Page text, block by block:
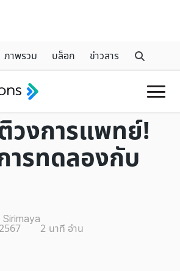
ภาพรวม บล็อก ข่าวสาร
วงการแพทย์!
ารทดลองกับ
2 นาที อ่าน